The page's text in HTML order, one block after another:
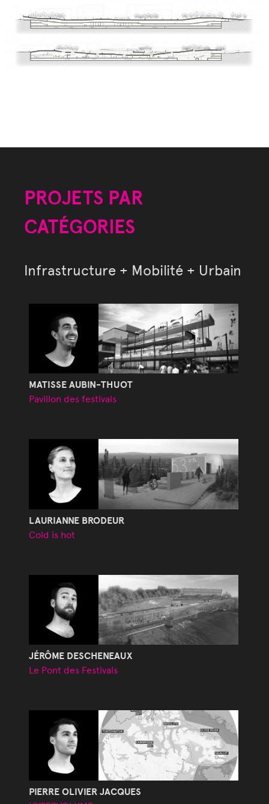
PROJETS PAR
CATÉGORIES
Infrastructure + Mobilité + Urbain
MATISSE AUBIN-THUOT
Pavillon des festivals
LAURIANNE BRODEUR
Cold is hot
JÉRÔME DESCHENEAUX
Le Pont des Festivals
PIERRE OLIVIER JACQUES